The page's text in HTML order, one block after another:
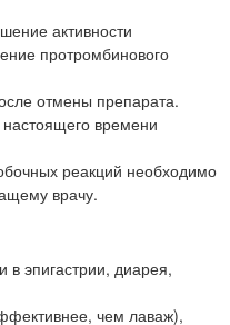
активности
протромбинового
отмены препарата.
времени
реакций необходимо
врачу.
эпигастрии, диарея,
чем лаваж),